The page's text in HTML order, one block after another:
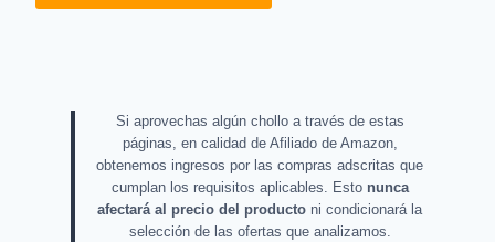
Si aprovechas algún chollo a través de estas
páginas, en calidad de Afiliado de Amazon,
obtenemos ingresos por las compras adscritas que
cumplan los requisitos aplicables. Esto nunca
afectará al precio del producto ni condicionará la
selección de las ofertas que analizamos.